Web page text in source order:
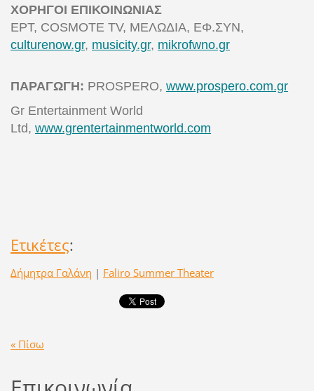
ΧΟΡΗΓΟΙ ΕΠΙΚΟΙΝΩΝΙΑΣ
ΕΡΤ, COSMOTE TV, ΜΕΛΩΔΙΑ, ΕΦ.ΣΥΝ,
culturenow.gr, musicity.gr, mikrofwno.gr
ΠΑΡΑΓΩΓΗ: PROSPERO, www.prospero.com.gr
Gr Entertainment World
Ltd, www.grentertainmentworld.com
Ετικέτες:
Δήμητρα Γαλάνη | Faliro Summer Theater
« Πίσω